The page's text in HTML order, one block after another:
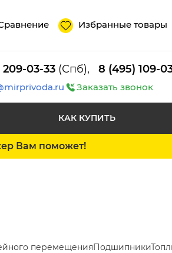
Избранные товары
209-03-33 (Спб), 8 (495) 109-
Заказать звонок
КАК КУПИТЬ
Вам поможет!
перемещенияПодшипники